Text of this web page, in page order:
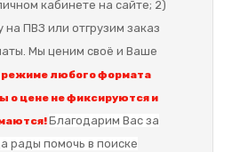
кабинете на сайте; 2)
на ПВЗ или отгрузим заказ
Мы ценим своё и Ваше
режиме любого формата
о цене не фиксируются и
Благодарим Вас за
рады помочь в поиске